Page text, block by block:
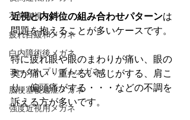
不等像視メガネ
疲れ目緩和メガネ
白内障術後メガネ
ヨークトプリズムメガネ
脳梗塞後遺症メガネ
強度近視用メガネ
近視と内斜位の組み合わせパターンは
問題を抱えることが多いケースです。
特に疲れ眼や眼のまわりが痛い、眼の
奥が痛い・重だるい感じがする、肩こ
り、偏頭痛がする・・・などの不調を
訴える方が多いです。